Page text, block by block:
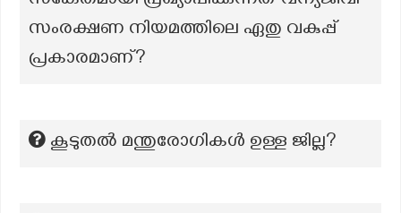
സംരക്ഷണ നിയമത്തിലെ ഏതു വകുപ്പ്
പ്രകാരമാണ്?
കൂടുതൽ മന്തുരോഗികൾ ഉള്ള ജില്ല?